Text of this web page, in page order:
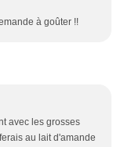
à goûter !!
avec les grosses
au lait d'amande